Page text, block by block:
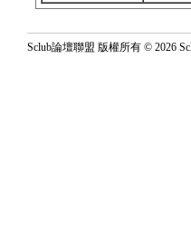
Sclub論壇聯盟 版權所有 © 2026